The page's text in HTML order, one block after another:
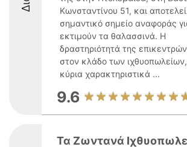
Κωνσταντίνου 51, και αποτελεί
σημαντικό σημείο αναφοράς
εκτιμούν τα θαλασσινά. Η
δραστηριότητά της
στον κλάδο των
κύρια χαρακτηριστικά ...
9.6
Τα Ζωντανά